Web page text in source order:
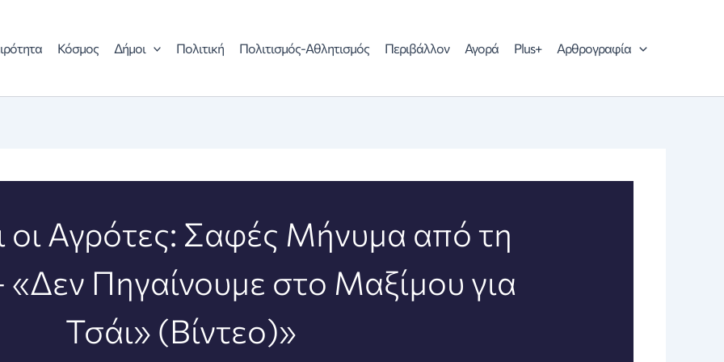
Κόσμος Δήμοι Πολιτική Πολιτισμός-Αθλητισμός Περιβάλλον Αγορά Plus+ Αρθρογραφία
οι Αγρότες: Σαφές Μήνυμα από τη
Πηγαίνουμε στο Μαξίμου για
Τσάι» (Βίντεο)»